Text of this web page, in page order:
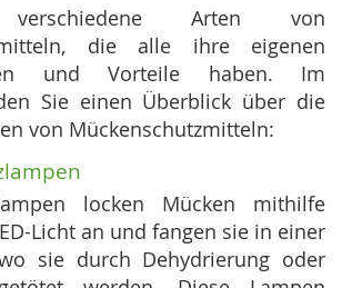
Arten von
die alle ihre eigenen
und Vorteile haben. Im
Sie einen Überblick über die
von Mückenschutzmitteln:
locken Mücken mithilfe
Licht an und fangen sie in einer
sie durch Dehydrierung oder